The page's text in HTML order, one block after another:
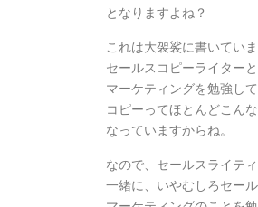
となりますよね？
これは大袈裟に書いていま
セールスコピーライター
マーケティングを勉強し
コピーってほとんどこん
なっていますからね。
なので、セールスライテ
一緒に、いやむしろセー